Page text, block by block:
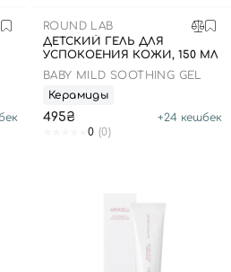
для тела с SPF
Карбокситерапия
Бьюти Гаджеты
уход
Для детей
Для мужчин
Интимный уход
Автозагар
ROUND LAB
ДЕТСКИЙ ГЕЛЬ ДЛЯ
УСПОКОЕНИЯ КОЖИ, 150 МЛ
BABY MILD SOOTHING GEL
Керамиды
495₴ +24 кешбек
0 (0)